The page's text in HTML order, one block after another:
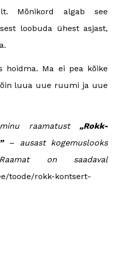
Mõnikord algab see
loobuda ühest asjast,
hoidma. Ma ei pea kõike
luua uue ruumi ja uue
raamatust„Rokk-
– ausast kogemuslooks
on saadaval
toode/rokk-kontsert-